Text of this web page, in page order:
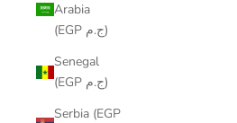
Arabia
(EGP ج.م)
Senegal
(EGP ج.م)
Serbia (EGP